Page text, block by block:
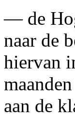
— de
naar de
hiervan
aan de